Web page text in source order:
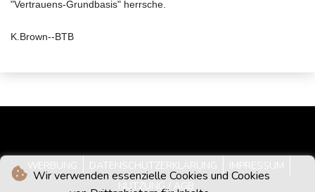
Wir verwenden essenzielle Cookies und Cookies
"Vertrauens-Grundbasis" herrsche.
K.Brown--BTB
WERBUNG DATENSCHUTZERKLÄRUNG
IMPRESSUM
NUTZUNG / AGB